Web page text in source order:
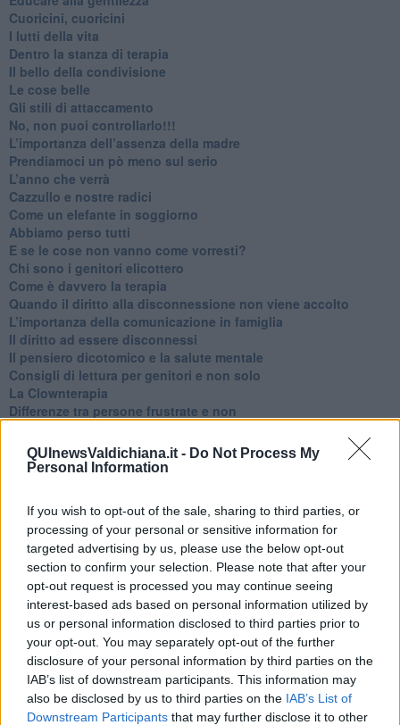
QUInewsValdichiana.it - Do Not Process My
Personal Information
If you wish to opt-out of the sale, sharing to third parties, or
processing of your personal or sensitive information for
targeted advertising by us, please use the below opt-out
section to confirm your selection. Please note that after your
opt-out request is processed you may continue seeing
interest-based ads based on personal information utilized by
us or personal information disclosed to third parties prior to
your opt-out. You may separately opt-out of the further
disclosure of your personal information by third parties on the
IAB’s list of downstream participants. This information may
also be disclosed by us to third parties on the IAB’s List of
Downstream Participants that may further disclose it to other
​Cuoricini, cuoricini
I lutti della vita
​Dentro la stanza di terapia
​Il bello della condivisione
Le cose belle
​Gli stili di attaccamento
No, non puoi controllarlo!!!
​L’importanza dell’assenza della madre
​Prendiamoci un pò meno sul serio
​L’anno che verrà
​Cazzullo e nostre radici
​Come un elefante in soggiorno
​Abbiamo perso tutti
E se le cose non vanno come vorresti?
​Chi sono i genitori elicottero
Come è davvero la terapia
Quando il diritto alla disconnessione non viene accolto
​L’importanza della comunicazione in famiglia
​Il diritto ad essere disconnessi
​Il pensiero dicotomico e la salute mentale
​Consigli di lettura per genitori e non solo
​La Clownterapia
​Differenze tra persone frustrate e non
Vacanze a km zero
​Buone Vacan(si)e!
​Quello che alle mamme non dicono
Adultescenza
Homo imbecillis
​4 anni di Blog
Quando il silenzio è aggressivo
​Il passato, questo conosciuto!
​Clima ballerino e sbalzi d’umore
La maternità
​L’uomo o l’orso?
Non hanno un amico a teatro​
​Tutta una questione di rispetto
​Cose che ci esauriscono